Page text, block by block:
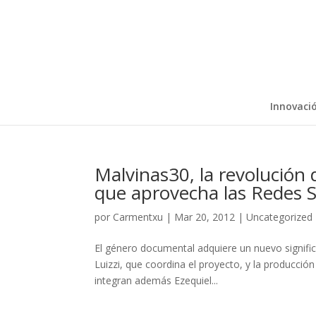
Malvinas30, la
que aprovecha las Redes
por Carmentxu | Mar 20, 2012 |Uncategorized
El género documental adquiere un nuevo
Luizzi, que coordina el proyecto, y la
integran además Ezequiel...